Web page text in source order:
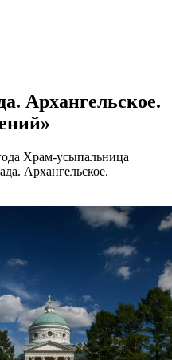
Архангельское.
Храм-усыпальница
Архангельское.